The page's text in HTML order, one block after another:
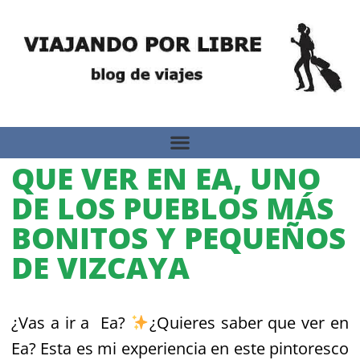
QUE VER EN EA, UNO
DE LOS PUEBLOS MÁS
BONITOS Y PEQUEÑOS
DE VIZCAYA
¿Vas a ir a Ea?
¿Quieres saber que ver en
Ea? Esta es mi experiencia en este pintoresco